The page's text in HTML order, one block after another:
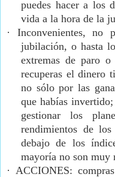
puedes hacer a los
vida a la hora de la
·
Inconvenientes, no
jubilación, o hasta
extremas de paro
recuperas el dinero
no sólo por las
que habías
gestionar los
rendimientos de
debajo de los
mayoría no son muy
· ACCIONES: